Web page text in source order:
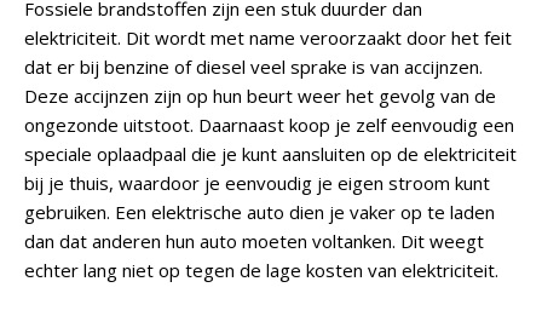
Fossiele brandstoffen zijn een stuk duurder dan
elektriciteit. Dit wordt met name veroorzaakt door het feit
dat er bij benzine of diesel veel sprake is van accijnzen.
Deze accijnzen zijn op hun beurt weer het gevolg van de
ongezonde uitstoot. Daarnaast koop je zelf eenvoudig een
speciale oplaadpaal die je kunt aansluiten op de elektriciteit
bij je thuis, waardoor je eenvoudig je eigen stroom kunt
gebruiken. Een elektrische auto dien je vaker op te laden
dan dat anderen hun auto moeten voltanken. Dit weegt
echter lang niet op tegen de lage kosten van elektriciteit.